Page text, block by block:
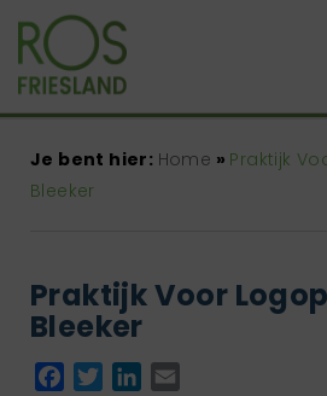
Je bent hier: Home » Praktijk
Bleeker
Praktijk Voor
Bleeker
Facebook
TwitterLinkedIn